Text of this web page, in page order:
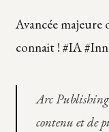
Avancée majeure
connait ! #IA
Arc Publishing
contenu et de